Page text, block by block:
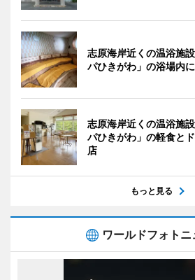
志原海岸近くの温浴施
パひきがわ」の浴場内
志原海岸近くの温浴施
パひきがわ」の軽食と
店
もっと見る
ワールドフォトニ